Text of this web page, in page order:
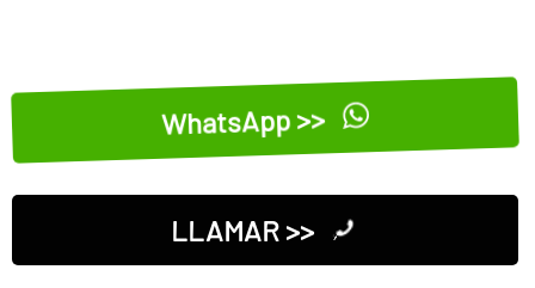
WhatsApp >>
LLAMAR >>